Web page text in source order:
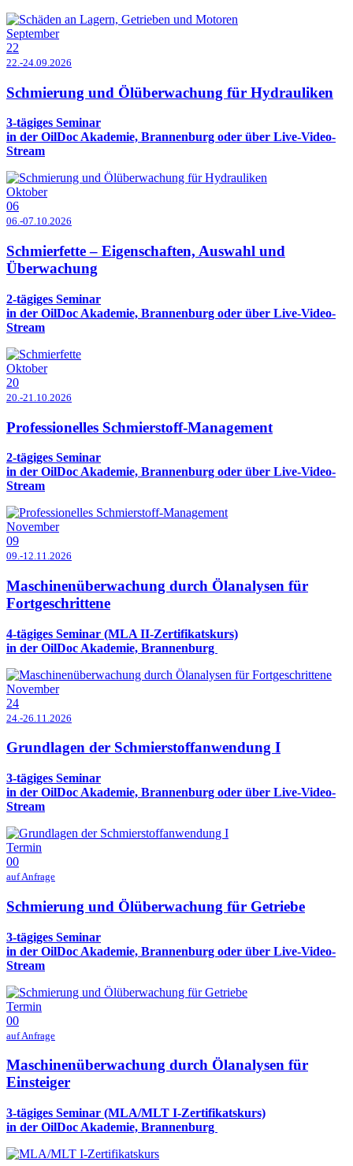
September
22
22.-24.09.2026
Schmierung und Ölüberwachung für Hydrauliken
3-tägiges Seminar
in der OilDoc Akademie, Brannenburg oder über Live-Video-
Stream
Oktober
06
06.-07.10.2026
Schmierfette – Eigenschaften, Auswahl und
Überwachung
2-tägiges Seminar
in der OilDoc Akademie, Brannenburg oder über Live-Video-
Stream
Oktober
20
20.-21.10.2026
Professionelles Schmierstoff-Management
2-tägiges Seminar
in der OilDoc Akademie, Brannenburg oder über Live-Video-
Stream
November
09
09.-12.11.2026
Maschinenüberwachung durch Ölanalysen für
Fortgeschrittene
4-tägiges Seminar (MLA II-Zertifikatskurs)
in der OilDoc Akademie, Brannenburg
November
24
24.-26.11.2026
Grundlagen der Schmierstoffanwendung I
3-tägiges Seminar
in der OilDoc Akademie, Brannenburg oder über Live-Video-
Stream
Termin
00
auf Anfrage
Schmierung und Ölüberwachung für Getriebe
3-tägiges Seminar
in der OilDoc Akademie, Brannenburg oder über Live-Video-
Stream
Termin
00
auf Anfrage
Maschinenüberwachung durch Ölanalysen für
Einsteiger
3-tägiges Seminar (MLA/MLT I-Zertifikatskurs)
in der OilDoc Akademie, Brannenburg